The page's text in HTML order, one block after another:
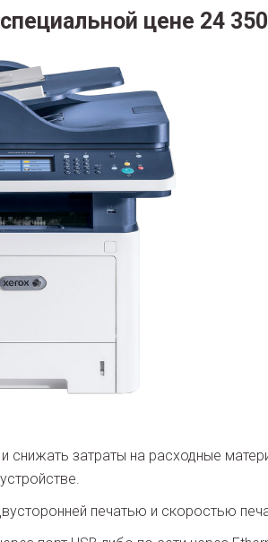
цене 24
затраты на расходные
печатью и скоростью